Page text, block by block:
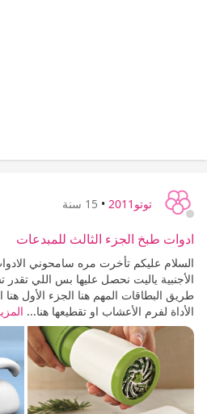
توتو2011 • 15 سنة
ادوات طبخ الجزء الثالث للمبدعات
السلام عليكم تأخرت مره سامحوني
الأجنبية ياليت نحصل عليها بس اللي
طريق البطاقات المهم هنا الجزء الأول هنا
الأداة لفرم الأعشاب او تقطيعها هنا...